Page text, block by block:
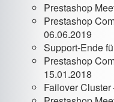
Prestashop
Prestashop
06.06.2019
Support-Ende
Prestashop
15.01.2018
Failover